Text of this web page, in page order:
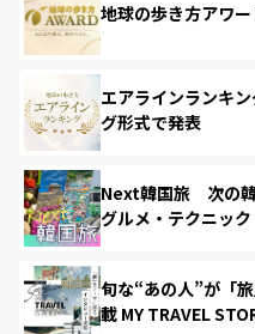
地球の歩き方アワ
エアラインランキ
グ形式で発表
Next韓国旅 次の韓
グルメ・テクニック
旬な“あの人”が「
載 MY TRAVEL